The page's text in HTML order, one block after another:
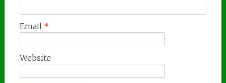
Email *
Website